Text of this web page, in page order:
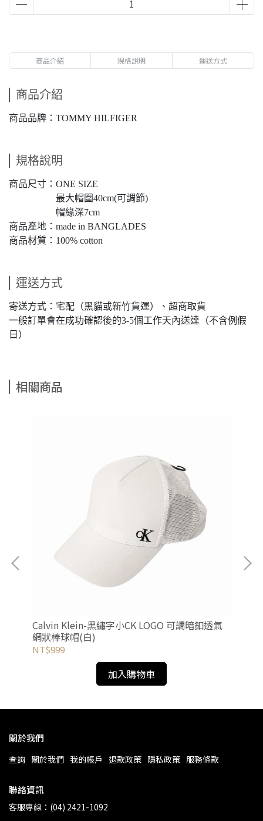
商品介紹 規格說明 運送方式
商品介紹
商品品牌：TOMMY HILFIGER
規格說明
商品尺寸：ONE SIZE
最大帽圍40cm(可調節)
帽緣深7cm
商品產地：made in BANGLADES
商品材質：100% cotton
運送方式
寄送方式：宅配（黑貓或新竹貨運）、超商取貨
一般訂單會在成功確認後的3-5個工作天內送達（不含例假
日）
相關商品
Calvin Klein-黑繡字小CK LOGO 可調暗釦透氣
網狀棒球帽(白)
NT$999
加入購物車
關於我們
查詢 關於我們 我的帳戶 退款政策 隱私政策 服務條款
聯絡資訊
客服專線：(04) 2421-1092